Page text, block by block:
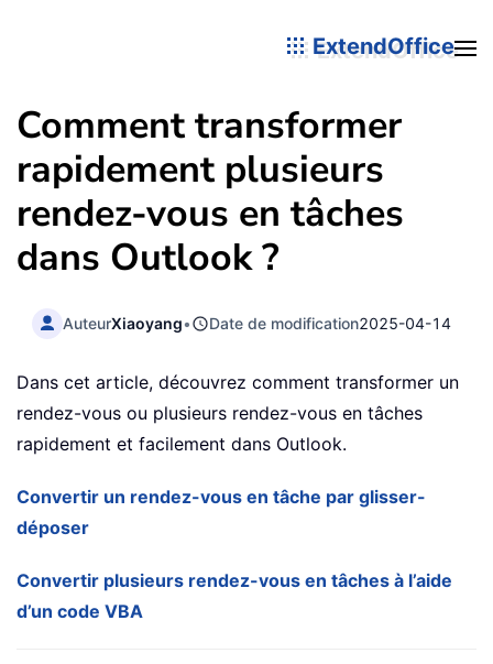
ExtendOffice
Comment transformer
rapidement plusieurs
rendez-vous en tâches
dans Outlook ?
AuteurXiaoyang• Date de modification2025-04-14
Dans cet article, découvrez comment transformer un
rendez-vous ou plusieurs rendez-vous en tâches
rapidement et facilement dans Outlook.
Convertir un rendez-vous en tâche par glisser-
déposer
Convertir plusieurs rendez-vous en tâches à l’aide
d’un code VBA